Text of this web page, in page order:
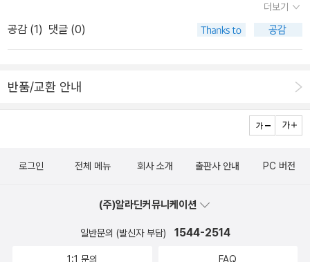
품을 특징짓는 점은 무엇보다도 전통 민간신앙의 요소가 풍성하다는
데 있다. 작품 전체를 통해 학골 마을의 상징인 당산 할배나무와 할매
할매나무를 베어버리고 팔아버린 데서 폭발하며, 창해의 사고는 할매
나무의 원한으로 간주된다. 섣달그믐에 당산 사당에 초롱을 걸고 소
원을 비는 대목이라든지 작중 갈등을 해소하기 위한 굿판을 벌이는
독자적 인물 설정과 민간 전통의 결합을 성공적으로 이끌어낸 점이
더보기
공감 (1) 댓글 (0)
반품/교환 안내
로그인 전체 메뉴 회사 소개 출판사 안내 PC 버전
(주)알라딘커뮤니케이션
일반문의 (발신자 부담) 1544-2514
1:1 문의 FAQ